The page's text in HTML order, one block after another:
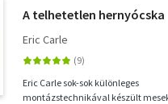
A telhetetlen hernyócska
Eric Carle
Eric Carle sok-sok különleges
montázstechnikával készült